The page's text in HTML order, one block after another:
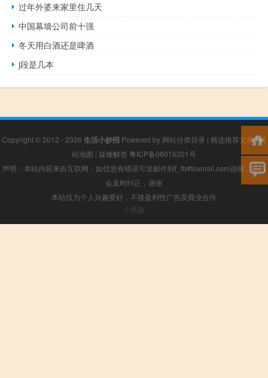
过年外婆来家里住几天
中国幕墙公司前十强
冬天用白酒还是啤酒
j段是几本
Copyright © 2012 - 2026 生活小妙招 Powered by 网站分类目录 | 精选推荐文章|网
站地图 | 疑难解答 粤ICP备06016201号
声明：本站内容来自互联网，如信息有错误可发邮件到f_fb#foxmail.com说明，我们
会及时纠正，谢谢
本站仅为个人兴趣爱好，不接盈利性广告及商业合作
小男孩